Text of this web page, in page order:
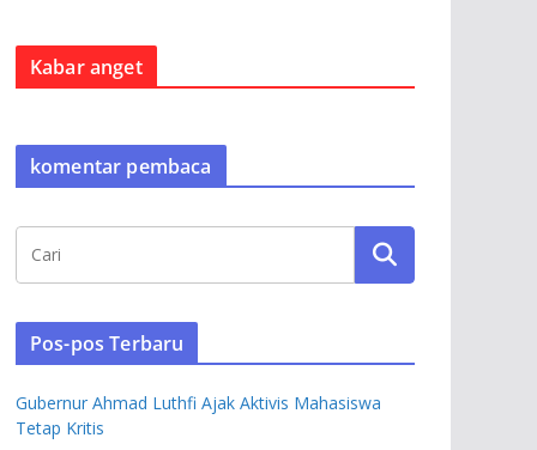
Kabar anget
komentar pembaca
Pos-pos Terbaru
Gubernur Ahmad Luthfi Ajak Aktivis Mahasiswa
Tetap Kritis